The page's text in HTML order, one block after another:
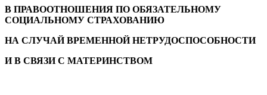
В ПРАВООТНОШЕНИЯ ПО ОБЯЗАТЕЛЬНОМУ
СОЦИАЛЬНОМУ СТРАХОВАНИЮ
НА СЛУЧАЙ ВРЕМЕННОЙ НЕТРУДОСПОСОБНОСТИ
И В СВЯЗИ С МАТЕРИНСТВОМ